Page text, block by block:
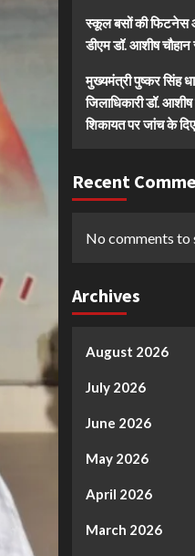
स्कूल बसों की फिटनेस
डीएम डॉ. आशीष
मुख्यमंत्री पुष्कर सिंह
जिलाधिकारी डॉ.
शिकायत पर जांच के दिए
Recent
No comments to
Archives
August 2026
July 2026
June 2026
May 2026
April 2026
March 2026